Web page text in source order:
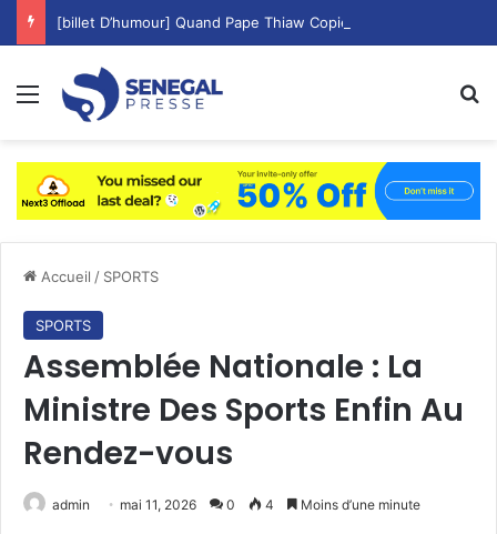
Menu
Accueil / SPORTS
SPORTS
Assemblée Nationale : La
Ministre Des Sports Enfin Au
Rendez-vous
admin mai 11, 2026 0 4 Moins d’une minute